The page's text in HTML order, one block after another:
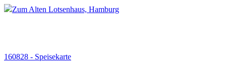
160828 - Speisekarte